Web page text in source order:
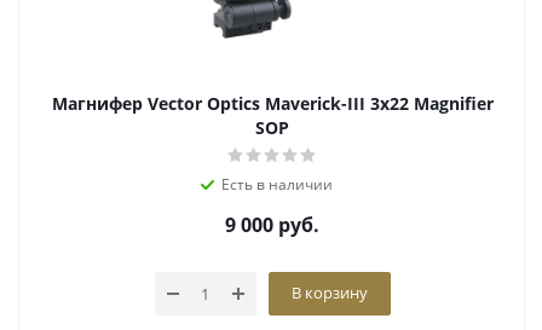
Магнифер Vector Optics Maverick-III 3х22 Magnifier
SOP
Есть в наличии
9 000 руб.
В корзину